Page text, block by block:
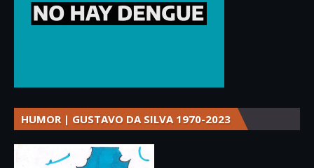
HUMOR | GUSTAVO DA SILVA 1970-2023